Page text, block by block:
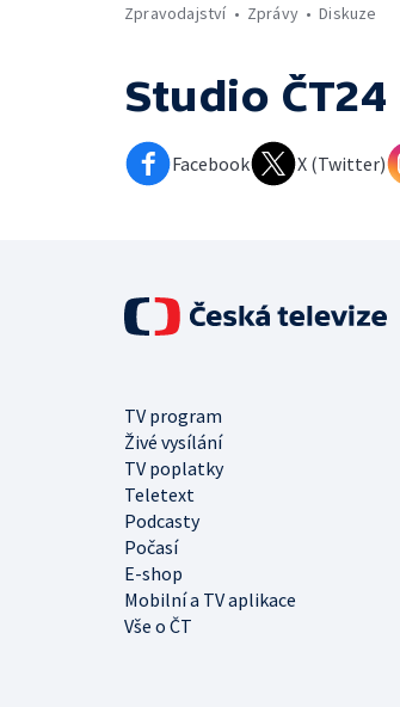
Zpravodajství
Zprávy Diskuze
Studio ČT24
Facebook X (Twitter)
TV program
Živé vysílání
TV poplatky
Teletext
Podcasty
Počasí
E-shop
Mobilní a TV aplikace
Vše o ČT